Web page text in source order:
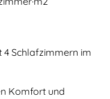
Schlafzimmern im
Komfort und